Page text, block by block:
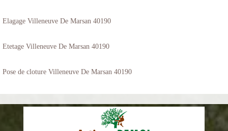
Elagage Villeneuve De Marsan 40190
Etetage Villeneuve De Marsan 40190
Pose de cloture Villeneuve De Marsan 40190